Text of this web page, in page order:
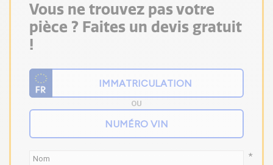
Vous ne trouvez pas votre
pièce ? Faites un devis gratuit
!
OU
*